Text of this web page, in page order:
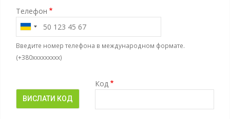
Телефон
Введите номер телефона в международном формате.
(+380xxxxxxxxx)
Код